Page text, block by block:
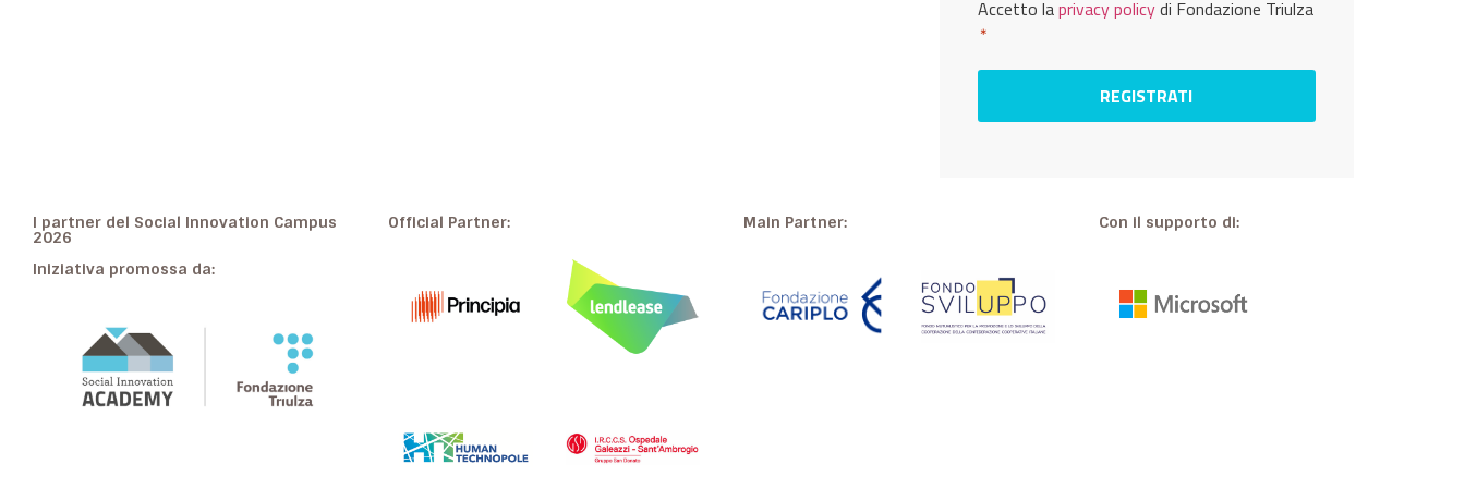
Privacy
*
Accetto laprivacy policydi Fondazione Triulza
*
I partner del Social Innovation Campus
2026
Iniziativa promossa da:
Official Partner: Main Partner: Con il supporto di: